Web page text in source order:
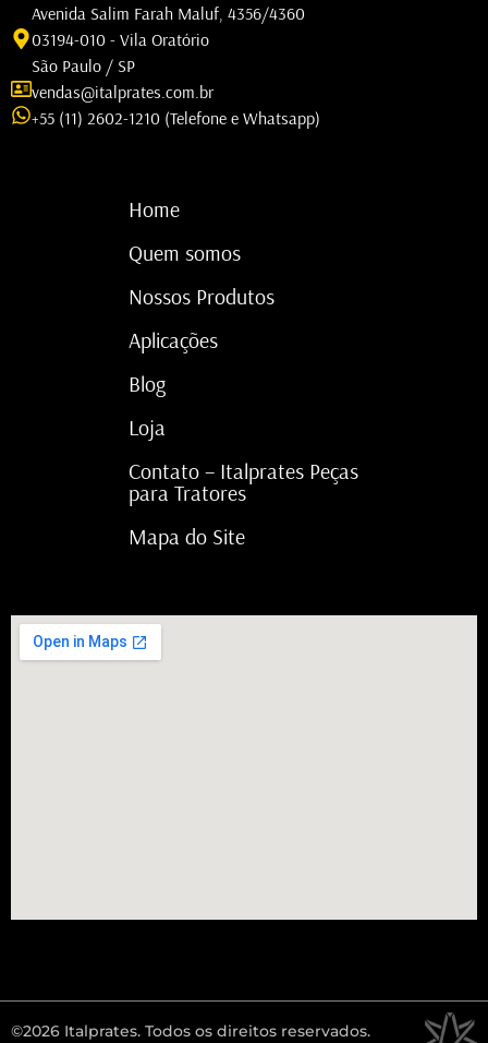
Avenida Salim Farah Maluf, 4356/4360
03194-010 - Vila Oratório
São Paulo / SP
vendas@italprates.com.br
+55 (11) 2602-1210 (Telefone e Whatsapp)
Home
Quem somos
Nossos Produtos
Aplicações
Blog
Loja
Contato – Italprates Peças
para Tratores
Mapa do Site
©2026 Italprates. Todos os direitos reservados.